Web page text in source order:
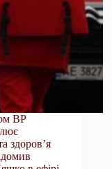
ВР
здоров’я